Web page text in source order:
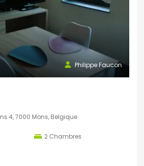
Philippe Faucon
4, 7000 Mons, Belgique
2 Chambres